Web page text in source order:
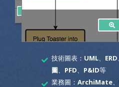
技術圖表： UML、 ERD
圖、 PFD P&ID等
業務圖： ArchiMate、